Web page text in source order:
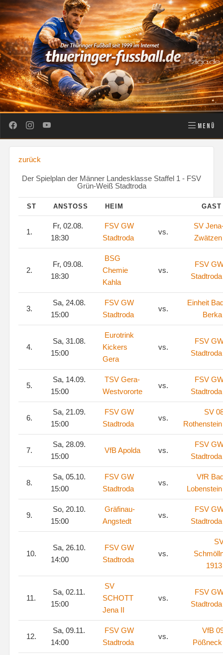
MENÜ
zurück
Der Spielplan der Männer Landesklasse Staffel 1 - FSV
Grün-Weiß Stadtroda
ST ANSTOSS HEIM
1.
Fr, 02.08.
18:30
FSV GW
Stadtroda
vs.
SV
Zwätzen
2.
Fr, 09.08.
18:30
BSG
Chemie
Kahla
vs.
FSV
Stadtroda
3.
Sa, 24.08.
15:00
FSV GW
Stadtroda
vs.
Einheit
Berka
4.
Sa, 31.08.
15:00
Eurotrink
Kickers
Gera
vs.
FSV
Stadtroda
5.
Sa, 14.09.
15:00
TSV Gera-
Westvororte
vs.
FSV
Stadtroda
6.
Sa, 21.09.
15:00
FSV GW
Stadtroda
vs.
SV
Rothenstein
7.
Sa, 28.09.
15:00
VfB Apolda vs.
FSV
Stadtroda
8.
Sa, 05.10.
15:00
FSV GW
Stadtroda
vs.
VfR
Lobenstein
9.
So, 20.10.
15:00
Gräfinau-
Angstedt
vs.
FSV
Stadtroda
10.
Sa, 26.10.
14:00
FSV GW
Stadtroda
vs.
1913
11.
Sa, 02.11.
15:00
SV
SCHOTT
Jena II
vs.
FSV
Stadtroda
12.
Sa, 09.11.
14:00
FSV GW
Stadtroda
vs.
VfB
Pößneck